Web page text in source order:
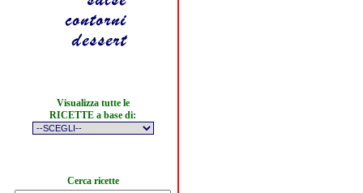
Visualizza tutte le
RICETTE a base di:
Cerca ricette